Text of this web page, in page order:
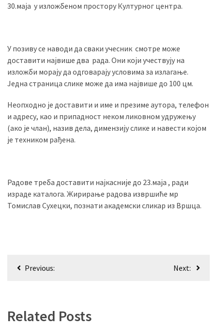
Вршац
(810)
Пландиште
(139)
Uncategorized
(493)
Панчево
Чланци
(306)
Ковачица
30.маја у изложбеном простору Културног центра.
У позиву се наводи да сваки учесник смотре може
доставити највише два рада. Они који учествују на
изложби морају да одговарају условима за излагање.
Једна страница слике може да има највише до 100 цм.
Неопходно је доставити и име и презиме аутора, телефон
и адресу, као и припадност неком ликовном удружењу
(ако је члан), назив дела, димензију слике и навести којом
је техником рађена.
Радове треба доставити најкасније до 23.маја , ради
израде каталога. Жирирање радова извршиће мр
Томислав Сухецки, познати академски сликар из Вршца.
Кретање
Previous: Next:
Related Posts